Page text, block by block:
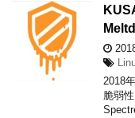
2018
脆弱